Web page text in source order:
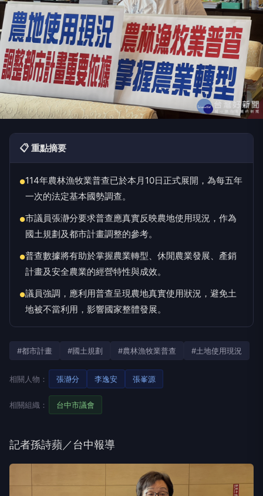
📋 重點摘要
●114年農林漁牧業普查已於本月10日正式展開，為每五年
一次的法定基本國勢調查。
●市議員張瀞分要求普查應真實反映農地使用現況，作為
國土規劃及都市計畫調整的參考。
●普查數據將有助於掌握農業轉型、休閒農業發展、產銷
計畫及安全農業的經營特性與成效。
●議員強調，應利用普查呈現農地真實使用狀況，避免土
地被不當利用，影響國家整體發展。
#都市計畫 #國土規劃 #農林漁牧業普查 #土地使用現況
相關人物： 張瀞分 李逸安 張峯源
相關組織： 台中市議會
記者孫詩蘋／台中報導